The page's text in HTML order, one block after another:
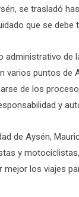
se trasladó
que se debe
de
varios puntos de
de los
y
de Aysén,
y
los viajes